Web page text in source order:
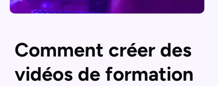
Comment créer des
vidéos de formation